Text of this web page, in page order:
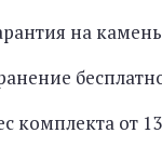
на
комплекта от